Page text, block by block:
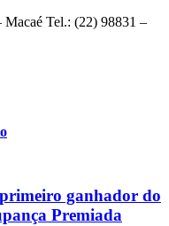
Macaé Tel.: (22) 98831 –
ganhador do
Premiada